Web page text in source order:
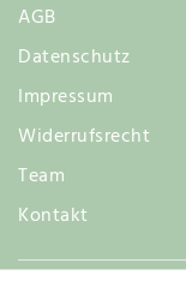
AGB
Datenschutz
Impressum
Widerrufsrecht
Team
Kontakt